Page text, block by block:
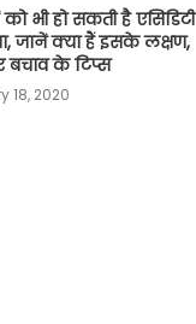
भी हो सकती है एसिडिटी
जानें क्या हैं इसके लक्षण,
के टिप्स
18, 2020